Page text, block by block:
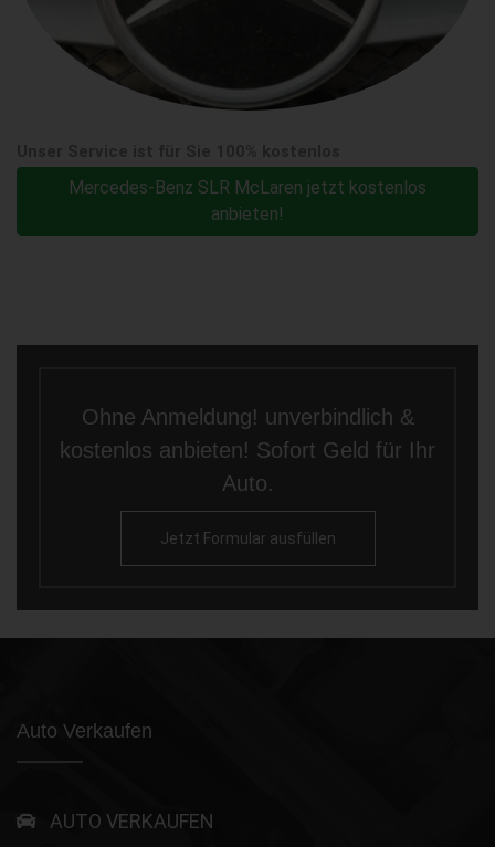
Mercedes-Benz SLR McLaren jetzt kostenlos
anbieten!
Ohne Anmeldung! unverbindlich &
kostenlos anbieten! Sofort Geld für Ihr
Auto.
Jetzt Formular ausfüllen
Auto Verkaufen
AUTO VERKAUFEN